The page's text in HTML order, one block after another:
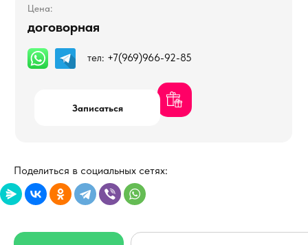
договорная
Цена:
тел: +7(969)966-92-85
Записаться
Поделиться в социальных сетях: